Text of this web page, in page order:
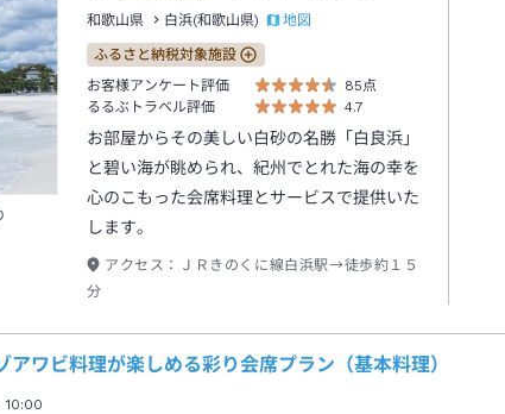
和歌山県 白浜(和歌山県) 地図
ふるさと納税対象施設
お客様アンケート評価
85点
るるぶトラベル評価
4.7
お部屋からその美しい白砂の名勝「白良浜」
と碧い海が眺められ、紀州でとれた海の幸を
心のこもった会席料理とサービスで提供いた
します。
アクセス：
ＪＲきのくに線白浜駅→徒歩約１５
分
アワビ料理が楽しめる彩り会席プラン（基本料理）
10:00